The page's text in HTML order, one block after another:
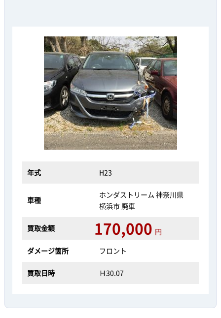
年式 H23
車種
ホンダストリーム 神奈川県
横浜市 廃車
買取金額 170,000 円
ダメージ箇所
フロント
買取日時 Ｈ30.07